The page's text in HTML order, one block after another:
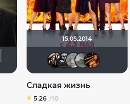
15.05.2014
Kashtan
Сладкая жизнь
5.26 /10